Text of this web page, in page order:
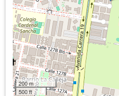
200 m
500 ft